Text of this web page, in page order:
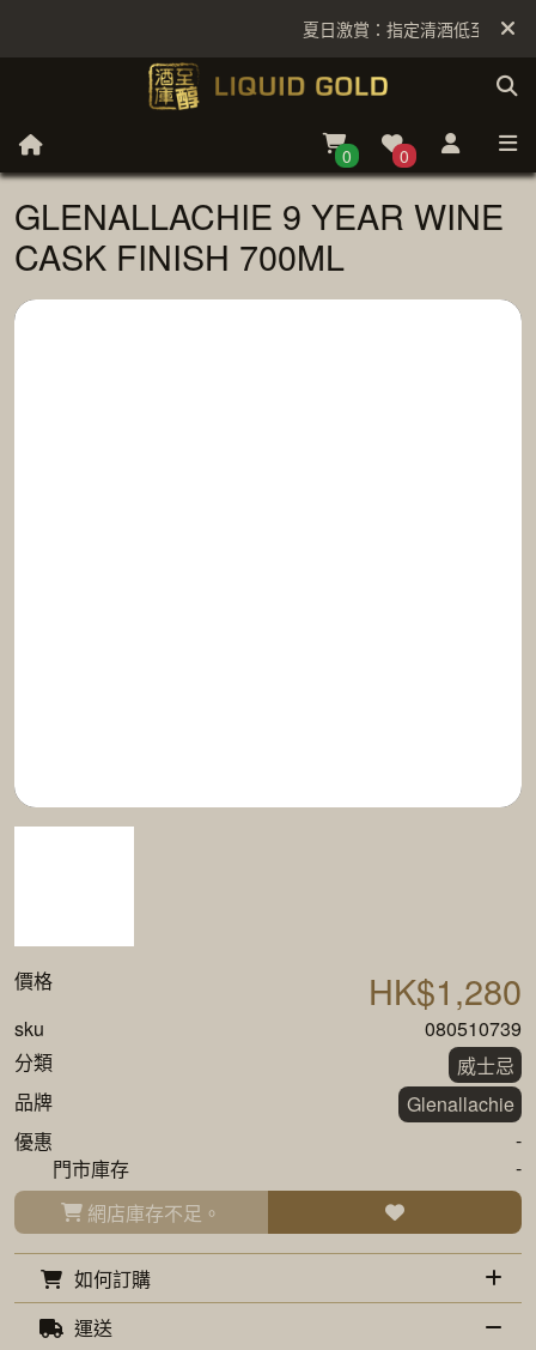
夏日激賞：指定清酒低至6折
0 0
GLENALLACHIE 9 YEAR WINE
CASK FINISH 700ML
價格 HK$1,280
sku
080510739
分類
威士忌
品牌
Glenallachie
優惠
-
門市庫存
-
網店庫存不足。
如何訂購
運送